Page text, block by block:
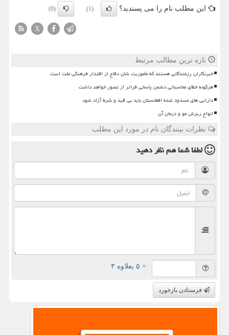
این مطلب نام را می پسندید؟ (1)
(0)
X
تازه ترین مطالب مرتبط
خبرنگاران رزمندگانی هستند که مأموریت شان دفاع از اقتدار فرهنگی ملت است
هرگونه خطای محاسباتی دشمن پاسخی فراتر از تصور خواهد داشت
دارایی های مسدود شده افغانستان باید بی قید و شرط آزاد شود
انواع ریزش مو و درمان آن
نظرات بینندگان نام در مورد این مطلب
لطفا شما همنظر دهید
= ۵ بعلاوه ۳
فرستادن بازخورد